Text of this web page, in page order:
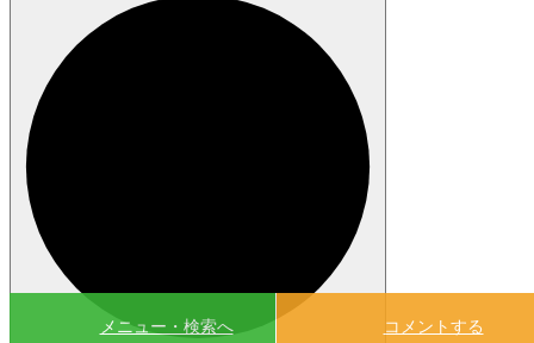
メニュー・検索へ コメントする